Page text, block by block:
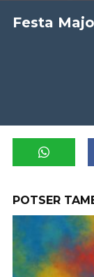
Festa
POTSER